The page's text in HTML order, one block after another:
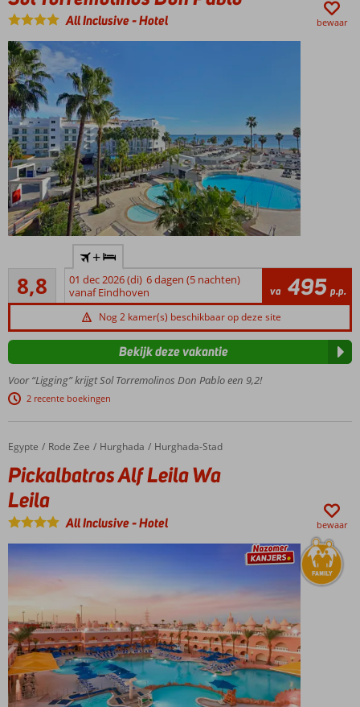
Kamer
zeezicht
een
aanrader
Kleinschalig
met het
gemak van
All Inclusive
Light
All Inclusive-Hotel bewaar
met vele
faciliteiten
Modern en
comfortablel
van de
betere in
Torremolinos
strand
Vlak bij het
centrum van
Torremolinos
Halfpension,
en All
Inclusive
8,8
Aanrader
99
beoordelingen
+
01 dec 2026 (di) 6 dagen (5 nachten)
vanaf Eindhoven
va 495 p.p.
Nog 2 kamer(s) beschikbaar op deze site
Voor “Ligging” krijgt Sol Torremolinos Don Pablo een 9,2!
2 recente boekingen
Bekijk deze vakantie
Home
Egypte Rode Zee Hurghada Hurghada-Stad
Pickalbatros Alf Leila Wa Leila
Pickalbatros Alf Leila Wa
Leila
All Inclusive-Hotel bewaar